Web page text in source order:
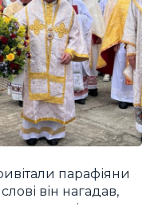
парафіяни
він нагадав,